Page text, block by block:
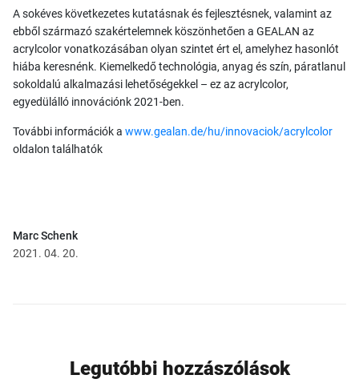
A sokéves következetes kutatásnak és fejlesztésnek, valamint az
ebből származó szakértelemnek köszönhetően a GEALAN az
acrylcolor vonatkozásában olyan szintet ért el, amelyhez hasonlót
hiába keresnénk. Kiemelkedő technológia, anyag és szín, páratlanul
sokoldalú alkalmazási lehetőségekkel – ez az acrylcolor,
egyedülálló innovációnk 2021-ben.
További információk a www.gealan.de/hu/innovaciok/acrylcolor
oldalon találhatók
Marc Schenk
2021. 04. 20.
Legutóbbi hozzászólások